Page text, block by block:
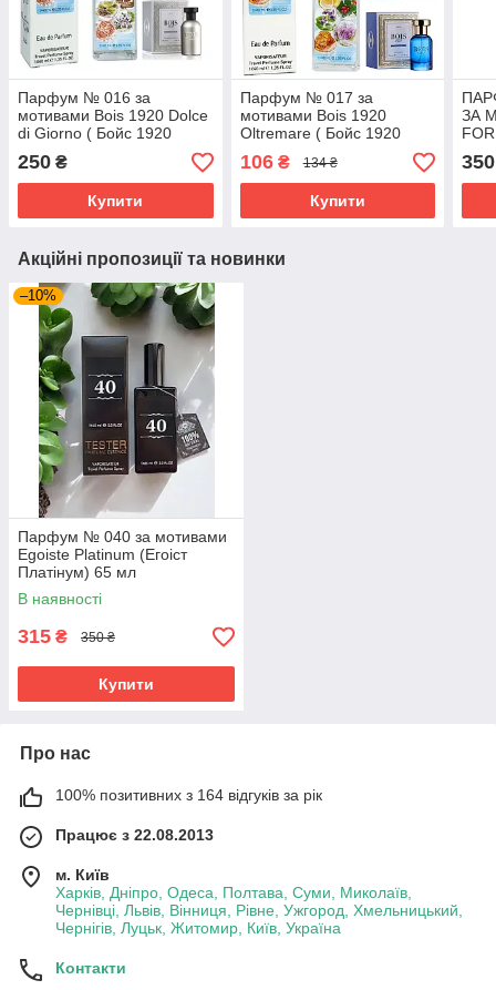
Парфум № 016 за
мотивами Bois 1920 Dolce
di Giorno ( Бойс 1920
Дольче Ді Джорніо ) 40 мл
250 ₴
Купити
Парфум № 017 за
мотивами Bois 1920
Oltremare ( Бойс 1920
Ольтемаре ) 40 МЛ ОПТ
106₴ 134 ₴
Купити
ЗА
350
Акційні пропозиції та новинки
–10%
Парфум № 040 за мотивами
Egoiste Platinum (Егоіст
Платінум) 65 мл
В наявності
315 ₴ 350 ₴
Купити
Про нас
100% позитивних з 164 відгуків за рік
Працює з 22.08.2013
м. Київ
Харків, Дніпро, Одеса, Полтава, Суми, Миколаїв,
Чернівці, Львів, Вінниця, Рівне, Ужгород, Хмельницький,
Чернігів, Луцьк, Житомир, Київ, Україна
Контакти